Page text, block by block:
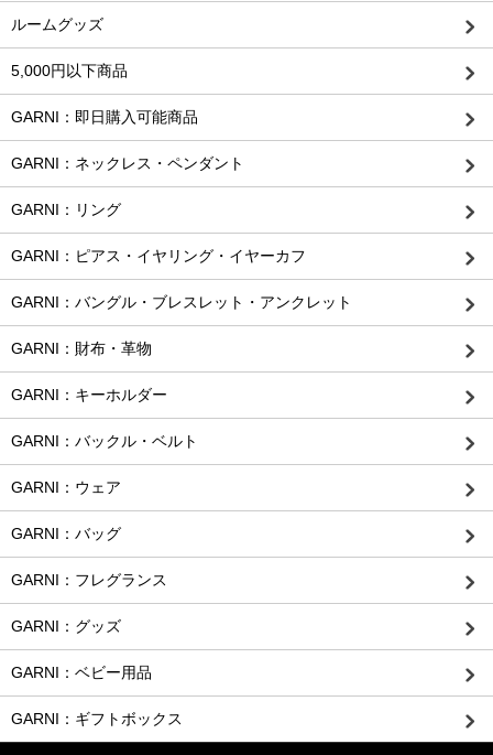
ルームグッズ
5,000円以下商品
GARNI：即日購入可能商品
GARNI：ネックレス・ペンダント
GARNI：リング
GARNI：ピアス・イヤリング・イヤーカフ
GARNI：バングル・ブレスレット・アンクレット
GARNI：財布・革物
GARNI：キーホルダー
GARNI：バックル・ベルト
GARNI：ウェア
GARNI：バッグ
GARNI：フレグランス
GARNI：グッズ
GARNI：ベビー用品
GARNI：ギフトボックス